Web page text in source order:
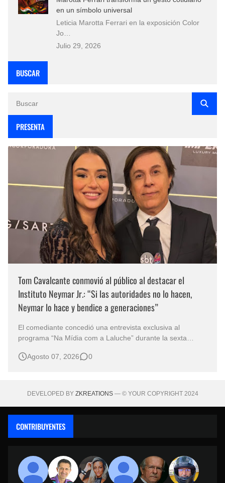
en un símbolo universal
Leticia Marotta Ferrari en la exposición Color
Jo…
Julio 29, 2026
BUSCAR
PRESENTA
Tom Cavalcante conmovió al público al destacar el
Instituto Neymar Jr.: “Si las autoridades no lo hacen,
Neymar lo hace y bendice a generaciones”
El comediante concedió una entrevista exclusiva al
programa “Na Mídia com a Laluche” durante la sexta
eventos benéficos más importantes de Brasil. En medio del
Agosto 07, 2026 0
DEVELOPED BY ZKREATIONS— © YOUR COPYRIGHT 2024
CONTRIBUYENTES